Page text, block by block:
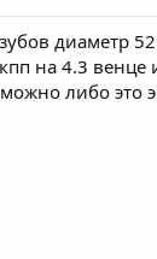
диаметр
на 4.3 венце
либо это